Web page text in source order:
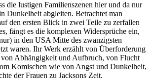
die lustigen Familienszenen hier und da nur
Dunkelheit abgleiten. Betrachtet man
den ersten Blick in zwei Teile zu zerfallen
fängt es die komplexen Widersprüche ein,
in den USA Mitte des zwanzigsten
waren. Ihr Werk erzählt von Überforderung
Abhängigkeit und Aufbruch, von Flucht
Komischen wie von Angst und Dunkelheit,
der Frauen zu Jacksons Zeit.